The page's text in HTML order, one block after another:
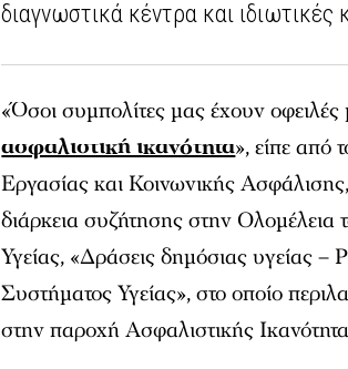
διαγνωστικά κέντρα και ιδιωτικές
«Όσοι συμπολίτες μας έχουν
ασφαλιστική ικανότητα», είπε από
Εργασίας και Κοινωνικής
διάρκεια συζήτησης στην Ολομέλεια
Υγείας, «Δράσεις δημόσιας υγείας –
Συστήματος Υγείας», στο οποίο
στην παροχή Ασφαλιστικής